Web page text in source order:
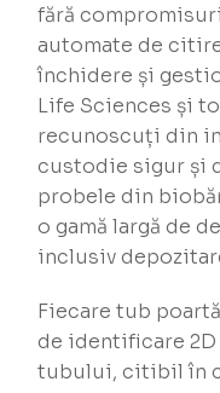
fără
automate de
închidere și
Life Sciences și
recunoscuți din
custodie sigur și
probele din
o gamă largă de
inclusiv
Fiecare tub
de identificare
tubului, citibil în